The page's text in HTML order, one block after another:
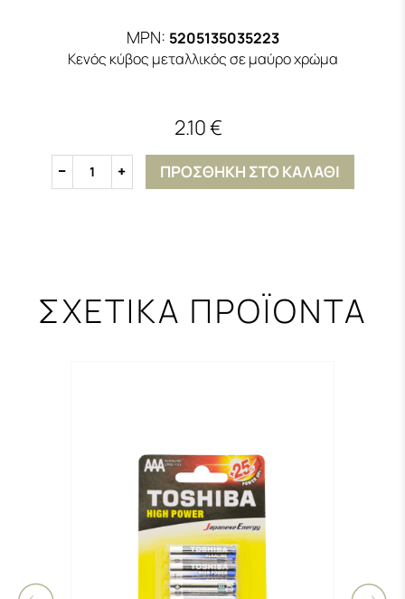
MPN: 5205135035223
Κενός κύβος μεταλλικός σε μαύρο χρώμα
2.10 €
1 ΠΡΟΣΘΗΚΗ ΣΤΟ ΚΑΛΑΘΙ
ΣΧΕΤΙΚΑ ΠΡΟΪΟΝΤΑ